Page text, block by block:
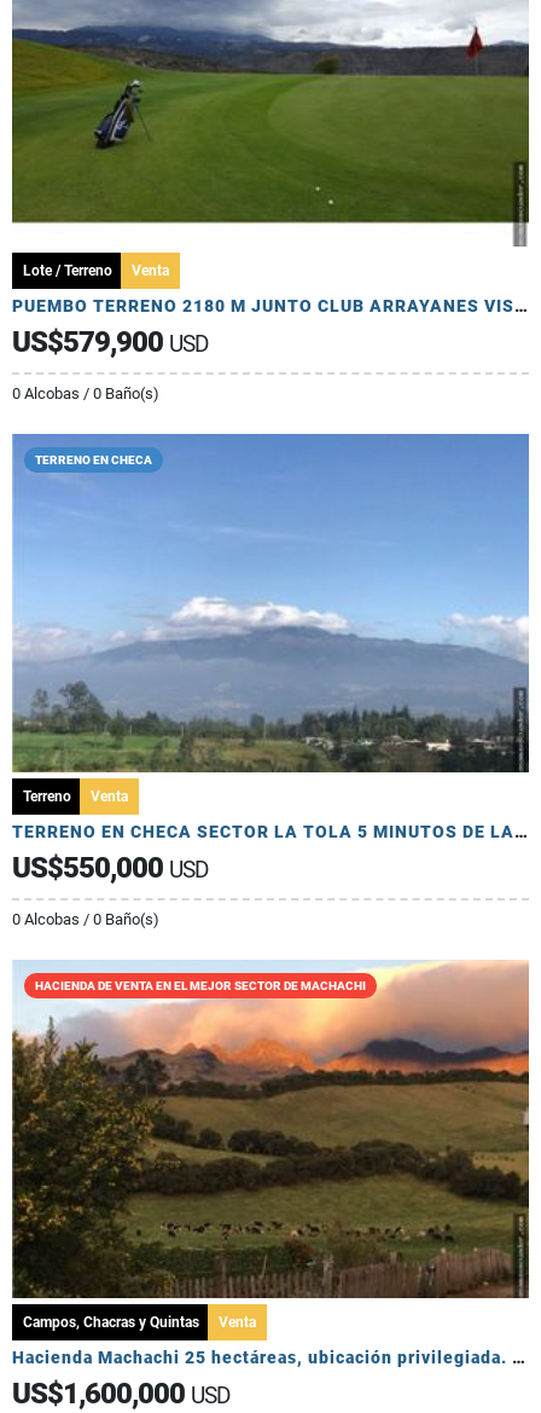
Lote / Terreno Venta
PUEMBO TERRENO 2180 M JUNTO CLUB ARRAYANES VISTA UNICA
US$579,900 USD
0 Alcobas / 0 Baño(s)
TERRENO EN CHECA
Terreno Venta
TERRENO EN CHECA SECTOR LA TOLA 5 MINUTOS DE LA PANAMERICANA
US$550,000 USD
0 Alcobas / 0 Baño(s)
HACIENDA DE VENTA EN EL MEJOR SECTOR DE MACHACHI
Campos, Chacras y Quintas Venta
Hacienda Machachi 25 hectáreas, ubicación privilegiada. Mucha Agua
US$1,600,000 USD